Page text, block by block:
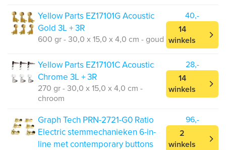
Yellow Parts EZ17101G Acoustic
Gold 3L + 3R
600 gr - 30,0 x 15,0 x 4,0 cm - goud
40,-
14
winkels
Yellow Parts EZ17101C Acoustic
Chrome 3L + 3R
270 gr - 30,0 x 15,0 x 4,0 cm -
chroom
28,-
14
winkels
Graph Tech PRN-2721-G0 Ratio
Electric stemmechanieken 6-in-
line met contemporary buttons
96,-
2
winkels